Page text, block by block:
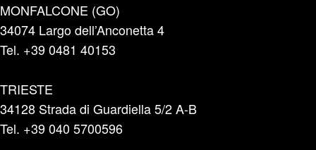
MONFALCONE (GO)
34074 Largo dell’Anconetta 4
Tel. +39 0481 40153
TRIESTE
34128 Strada di Guardiella 5/2 A-B
Tel. +39 040 5700596